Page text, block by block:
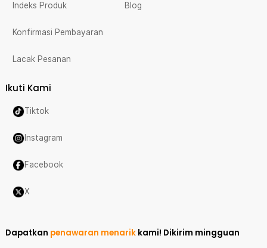
Indeks Produk
Konfirmasi Pembayaran
Lacak Pesanan
Blog
Ikuti Kami
Tiktok
Instagram
Facebook
X
Dapatkan penawaran menarik kami! Dikirim mingguan